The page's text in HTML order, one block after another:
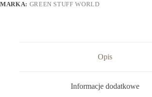
MARKA: GREEN STUFF WORLD
Opis
Informacje dodatkowe